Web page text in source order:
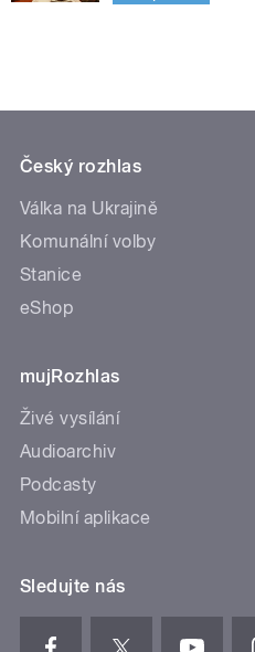
Český rozhlas
Válka na Ukrajině
Komunální volby
Stanice
eShop
mujRozhlas
Živé vysílání
Audioarchiv
Podcasty
Mobilní aplikace
Sledujte nás